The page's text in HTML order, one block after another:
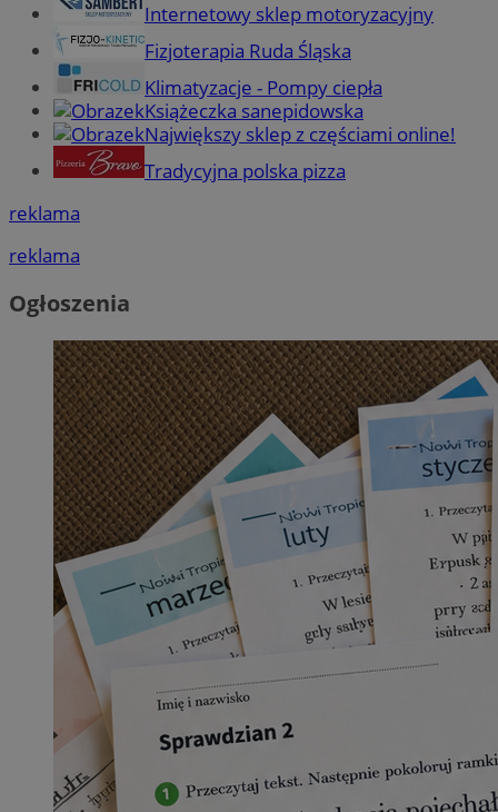
Internetowy sklep motoryzacyjny
Fizjoterapia Ruda Śląska
Klimatyzacje - Pompy ciepła
Książeczka sanepidowska
Największy sklep z częściami online!
Tradycyjna polska pizza
reklama
reklama
Ogłoszenia